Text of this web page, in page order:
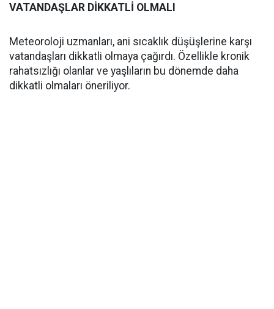
VATANDAŞLAR DİKKATLİ OLMALI
Meteoroloji uzmanları, ani sıcaklık düşüşlerine karşı
vatandaşları dikkatli olmaya çağırdı. Özellikle kronik
rahatsızlığı olanlar ve yaşlıların bu dönemde daha
dikkatli olmaları öneriliyor.